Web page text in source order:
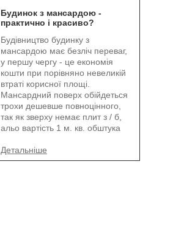
Будинок з мансардою -
практично і красиво?
Будівництво будинку з
мансардою має безліч переваг,
у першу чергу - це економія
кошти при порівняно невеликій
втраті корисної площі.
Мансардний поверх обійдеться
трохи дешевше повноцінного,
так як зверху немає плит з / б,
альо вартість 1 м. кв. обштука